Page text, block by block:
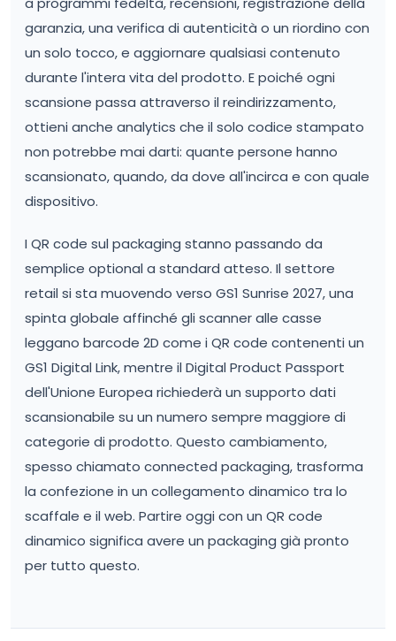
garanzia, una verifica di autenticità o un riordino con
un solo tocco, e aggiornare qualsiasi contenuto
durante l'intera vita del prodotto. E poiché ogni
scansione passa attraverso il reindirizzamento,
ottieni anche analytics che il solo codice stampato
non potrebbe mai darti: quante persone hanno
scansionato, quando, da dove all'incirca e con quale
dispositivo.
I QR code sul packaging stanno passando da
semplice optional a standard atteso. Il settore
retail si sta muovendo verso GS1 Sunrise 2027, una
spinta globale affinché gli scanner alle casse
leggano barcode 2D come i QR code contenenti un
GS1 Digital Link, mentre il Digital Product Passport
dell'Unione Europea richiederà un supporto dati
scansionabile su un numero sempre maggiore di
categorie di prodotto. Questo cambiamento,
spesso chiamato connected packaging, trasforma
la confezione in un collegamento dinamico tra lo
scaffale e il web. Partire oggi con un QR code
dinamico significa avere un packaging già pronto
per tutto questo.